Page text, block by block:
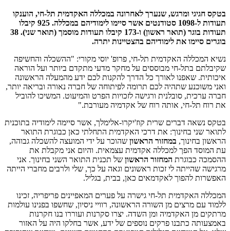
בטקס חגיגי ומרגש, שנערך לאחרונה במכללה האקדמית תל-חי, הוענקו
תעודות ל-1098 סטודנטים אשר סיימו לימודיהם במכללה. 925 קיבלו
תעודות בוגר (תואר ראשון) ו-173 קיבלו תעודות מוסמך (תואר שני). 38
בוגרים סיימו את לימודיהם בהצטיינות יתרה.
נשיא המכללה האקדמית תל-חי, פרופ' יוסי מקורי: "ההשכלה והחשיפה
שקיבלתם בתל-חי מבוססים על מחקר מדעי מתקדם ביותר ועל הוראה
איכותית. שאפנו לאורך כל הדרך להקנות לכם ידע מהמעלה הראשונה
ואני משוכנע שתהיה לכם תרומה לפיתוחה של חברה נאורה ובריאה יותר,
חברה ערכית, סובלנית ורגישה לזכויות הפרט והמיעוט. המשיכו להוביל
את רוח תל-חי, אותה רוח של אקדמיה מעורבת."
בטקס נשאה דברים שרית קוז'יקרו-אלימלך, אשר סיימה לימודיה בתוכנית
לתואר שני בחינוך: את דרכי האקדמית התחלתי כאן כבוגרת התואר
הראשון בחינוך, במחזור הראשון שהוכר על ידי המועצה להשכלה גבוהה,
עת המוסד הפך למכללה אקדמית עצמאית. והיום אני מקבלת את
ההסמכה כבוגרת המחזור הראשון של תכנית התואר השני בחינוך. אני
מרגישה שהייתה לי זכות ראשונים וגאה על כך, שלי ולרבים מחברי הייתה
האפשרות להפוך לאקדמאים כאן, בבית, בגליל.
המכללה האקדמית תל-חי גישרה על פערים המאפיינים פריפריה, זכינו
ללמוד עם מרצים מן השורה הראשונה, רוויי ניסיון, שחשפו בפנינו עולמות
מרתקים מן האקדמיה ומן השדה. יצרו סקרנות ועוררו בנו חקרנות
באמצעותה כתבנו פרקים נוספים של ידע, אשר בחלקו היה על האזור